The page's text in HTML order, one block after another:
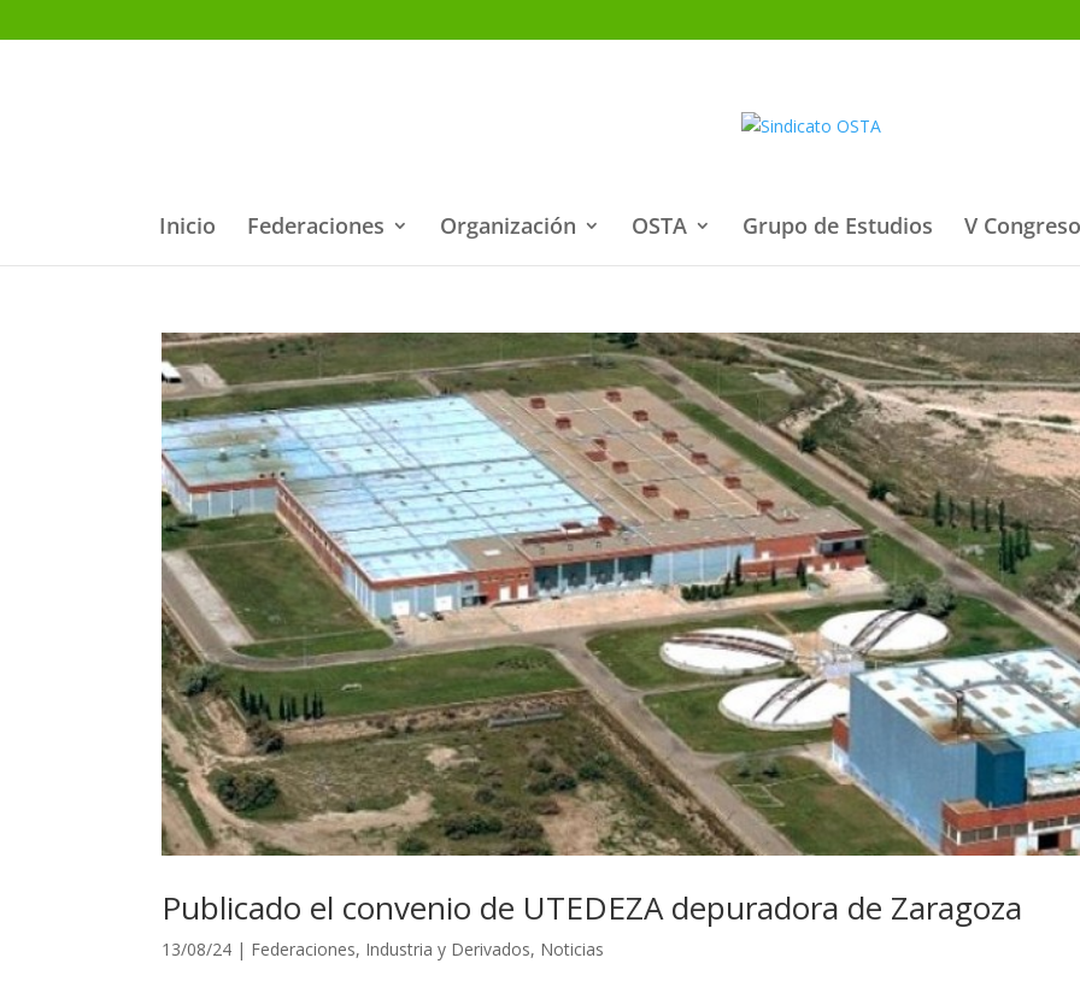
Inicio Federaciones Organización OSTA Grupo de Estudios V
Publicado el convenio de UTEDEZA depuradora de Zaragoza
13/08/24 | Federaciones, Industria y Derivados, Noticias